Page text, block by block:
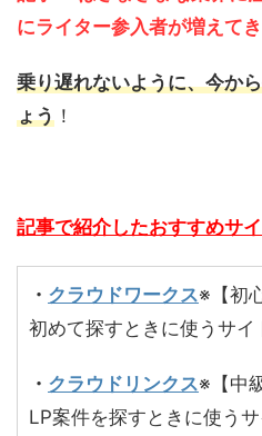
にライター参入者が増えてき
乗り遅れないように、今か
ょう ！
記事で紹介したおすすめサ
・ クラウドワークス※【初
初めて探すときに使うサイ
・ クラウドリンクス※【中
LP案件を探すときに使うサ